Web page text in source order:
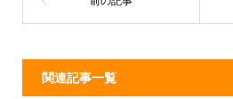
関連記事一覧